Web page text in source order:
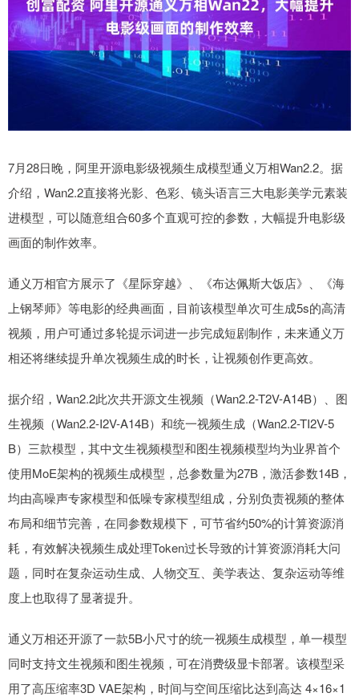
7月28日晚，阿里开源电影级视频生成模型通义万相Wan2.2。据
介绍，Wan2.2直接将光影、色彩、镜头语言三大电影美学元素装
进模型，可以随意组合60多个直观可控的参数，大幅提升电影级
画面的制作效率。
通义万相官方展示了《星际穿越》、《布达佩斯大饭店》、《海
上钢琴师》等电影的经典画面，目前该模型单次可生成5s的高清
视频，用户可通过多轮提示词进一步完成短剧制作，未来通义万
相还将继续提升单次视频生成的时长，让视频创作更高效。
据介绍，Wan2.2此次共开源文生视频（Wan2.2-T2V-A14B）、图
生视频（Wan2.2-I2V-A14B）和统一视频生成（Wan2.2-TI2V-5
B）三款模型，其中文生视频模型和图生视频模型均为业界首个
使用MoE架构的视频生成模型，总参数量为27B，激活参数14B，
均由高噪声专家模型和低噪专家模型组成，分别负责视频的整体
布局和细节完善，在同参数规模下，可节省约50%的计算资源消
耗，有效解决视频生成处理Token过长导致的计算资源消耗大问
题，同时在复杂运动生成、人物交互、美学表达、复杂运动等维
度上也取得了显著提升。
通义万相还开源了一款5B小尺寸的统一视频生成模型，单一模型
同时支持文生视频和图生视频，可在消费级显卡部署。该模型采
用了高压缩率3D VAE架构，时间与空间压缩比达到高达 4×16×1